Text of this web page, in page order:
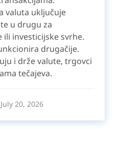
valuta uključuje
u drugu za
investicijske svrhe.
drugačije.
i drže valute, trgovci
tečajeva.
July 20, 2026